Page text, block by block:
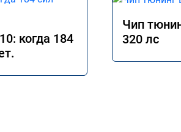
когда 184
Чип
320 лс